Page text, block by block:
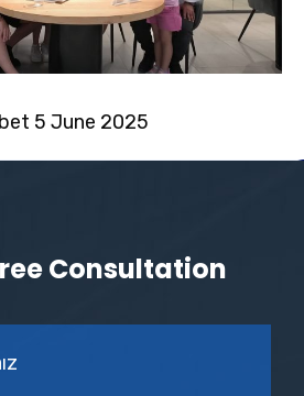
5 June 2025
Consultation